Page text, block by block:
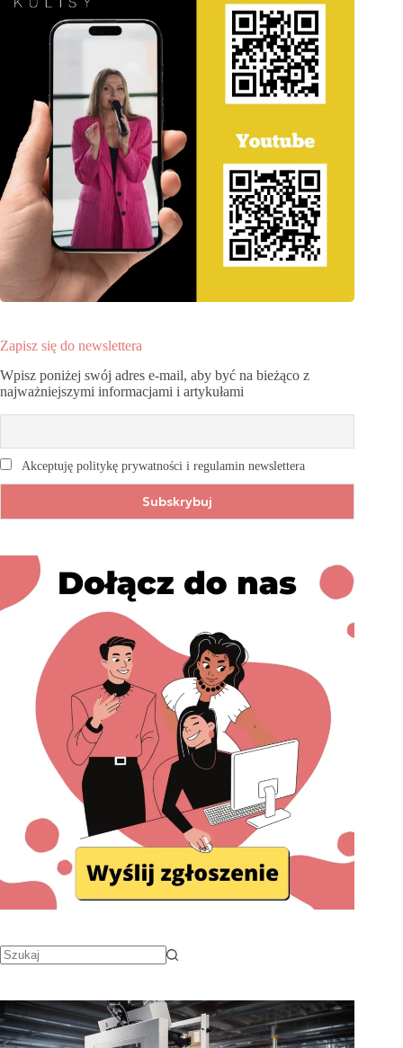
Zapisz się do newslettera
Wpisz poniżej swój adres e-mail, aby być na bieżąco z
najważniejszymi informacjami i artykułami
Akceptuję politykę prywatności i regulamin newslettera